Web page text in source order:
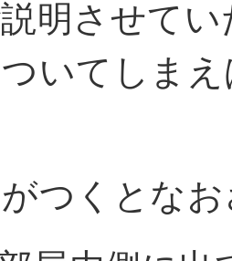
明させて
いてしま
つくとな